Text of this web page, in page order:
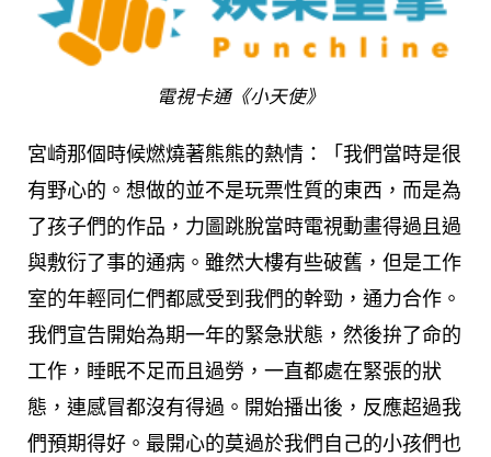
電視卡通《小天使》
宮崎那個時候燃燒著熊熊的熱情：「我們當時是很
有野心的。想做的並不是玩票性質的東西，而是為
了孩子們的作品，力圖跳脫當時電視動畫得過且過
與敷衍了事的通病。雖然大樓有些破舊，但是工作
室的年輕同仁們都感受到我們的幹勁，通力合作。
我們宣告開始為期一年的緊急狀態，然後拚了命的
工作，睡眠不足而且過勞，一直都處在緊張的狀
態，連感冒都沒有得過。開始播出後，反應超過我
們預期得好。最開心的莫過於我們自己的小孩們也